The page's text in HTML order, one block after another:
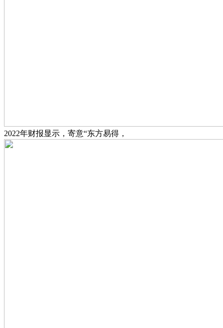
2022年财报显示，寄意“东方易得，